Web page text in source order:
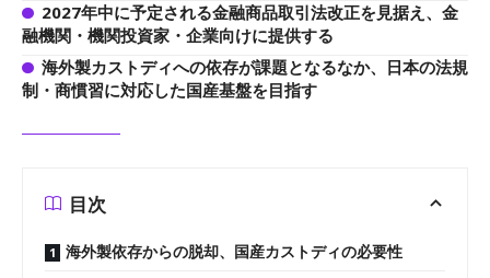
2027年中に予定される金融商品取引法改正を見据え、金
融機関・機関投資家・企業向けに提供する
海外製カストディへの依存が課題となるなか、日本の法規
制・商慣習に対応した国産基盤を目指す
目次
海外製依存からの脱却、国産カストディの必要性